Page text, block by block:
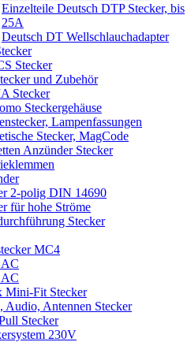
Einzelteile Deutsch DTP Stecker, bis
25A
Deutsch DT Wellschlauchadapter
Stecker
und Zubehör
Stecker
Steckergehäuse
Lampenfassungen
Stecker, MagCode
Anzünder Stecker
2-polig DIN 14690
für hohe Ströme
Stecker
MC4
Mini-Fit Stecker
Audio, Antennen Stecker
Stecker
230V